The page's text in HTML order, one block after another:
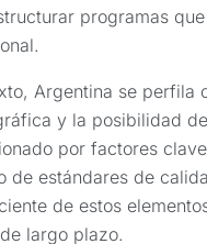
programas
Argentina se
y la posibilidad
por factores
de estándares de
de estos
largo plazo.